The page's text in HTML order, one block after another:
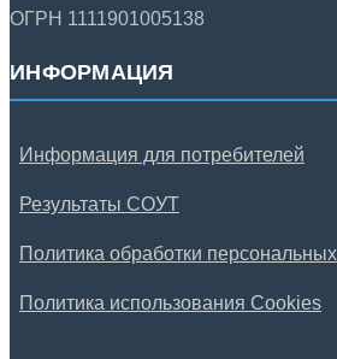
ОГРН 1111901005138
ИНФОРМАЦИЯ
Информация для потребителей
Результаты СОУТ
Политика обработки
Политика использования Cookies